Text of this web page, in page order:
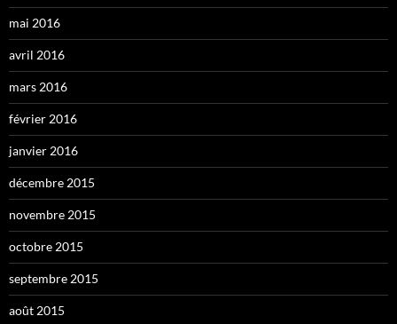
mai 2016
avril 2016
mars 2016
février 2016
janvier 2016
décembre 2015
novembre 2015
octobre 2015
septembre 2015
août 2015